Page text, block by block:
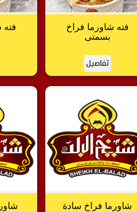
فته شاورما فراخ
بسمتى
تفاصيل
فته
شاورما فراخ سادة